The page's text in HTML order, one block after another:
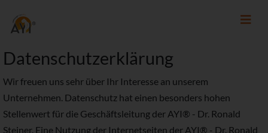
Datenschutzerklärung
Wir freuen uns sehr über Ihr Interesse an unserem
Unternehmen. Datenschutz hat einen besonders hohen
Stellenwert für die Geschäftsleitung der AYI® - Dr. Ronald
Steiner. Eine Nutzung der Internetseiten der AYI® - Dr. Ronald